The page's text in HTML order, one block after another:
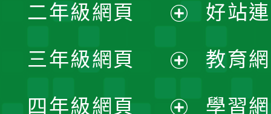
開
選
單
二年級網頁
開
選
三年級網頁
四年級網頁
好站
教育
學習